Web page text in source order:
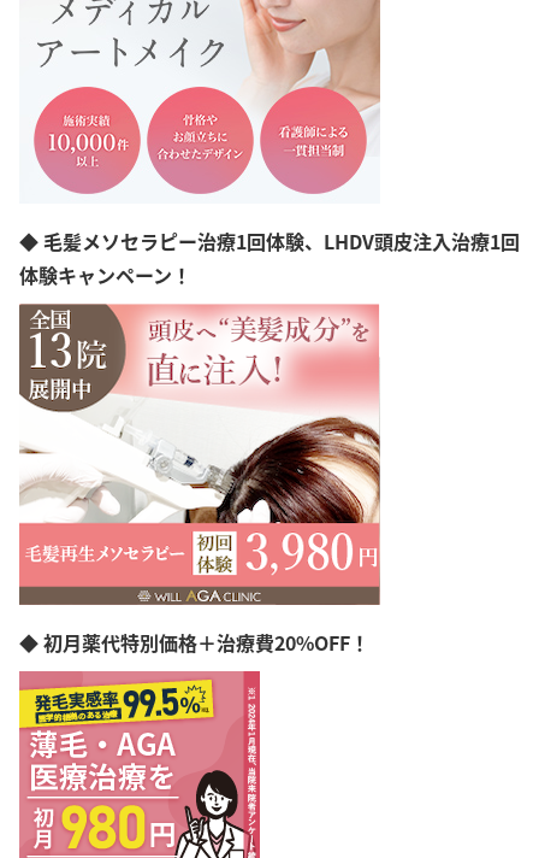
◆ 毛髪メソセラピー治療1回体験、LHDV頭皮注入治療1回
体験キャンペーン！
◆ 初月薬代特別価格＋治療費20%OFF！